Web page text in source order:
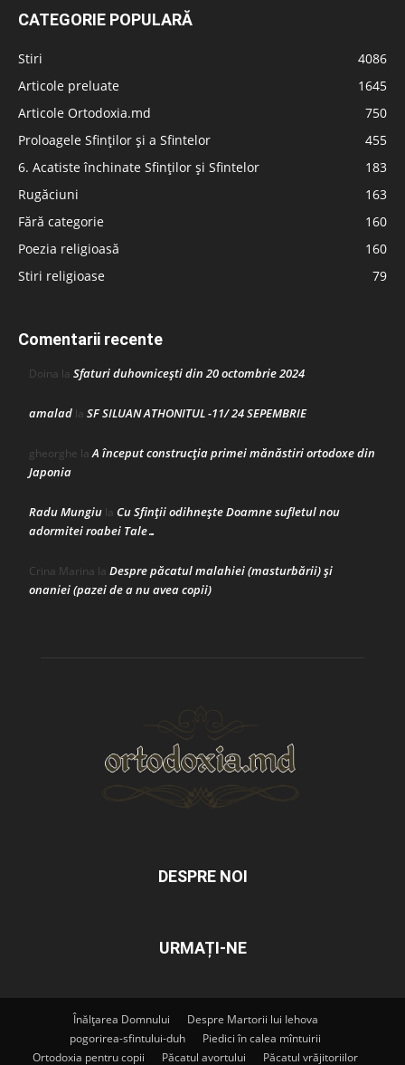
CATEGORIE POPULARĂ
Stiri
4086
Articole preluate
1645
Articole Ortodoxia.md
750
Proloagele Sfinților și a Sfintelor
455
6. Acatiste închinate Sfinților și Sfintelor
183
Rugăciuni
163
Fără categorie
160
Poezia religioasă
160
Stiri religioase
79
Comentarii recente
Doina la Sfaturi duhovnicești din 20 octombrie 2024
amalad la SF SILUAN ATHONITUL -11/ 24 SEPEMBRIE
gheorghe laA început construcţia primei mănăstiri ortodoxe din
Japonia
Radu Mungiu la Cu Sfinții odihnește Doamne sufletul nou
adormitei roabei Tale…
Crina Marina la Despre păcatul malahiei (masturbării) şi
onaniei (pazei de a nu avea copii)
DESPRE NOI
URMAȚI-NE
Înălțarea Domnului
Despre Martorii lui Iehova
pogorirea-sfintului-duh
Piedici în calea mîntuirii
Ortodoxia pentru copii
Păcatul avortului Păcatul vrăjitoriilor